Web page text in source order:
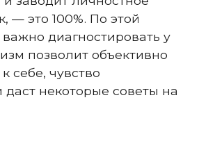
— это 100%. По этой
диагностировать у
позволит объективно
себе, чувство
даст некоторые советы на